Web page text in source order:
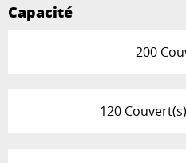
Capacité
200
120